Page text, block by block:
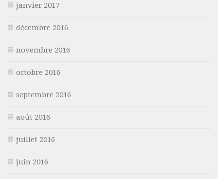
janvier 2017
décembre 2016
novembre 2016
octobre 2016
septembre 2016
août 2016
juillet 2016
juin 2016